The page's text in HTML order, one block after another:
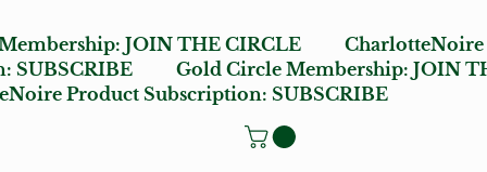
JOIN THE CIRCLE
SUBSCRIBE Gold Circle Membership:JOIN
Product Subscription:SUBSCRIBE